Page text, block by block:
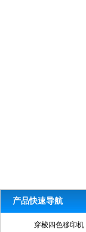
产品快速导航
穿梭四色移印机